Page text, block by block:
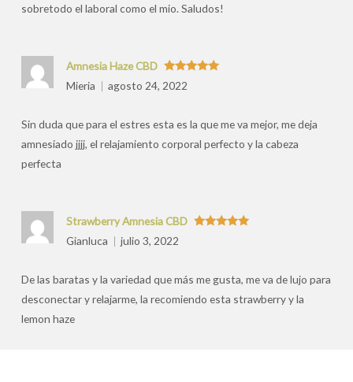
sobretodo el laboral como el mio. Saludos!
Valorado
con5
Amnesia Haze CBD
Mieria
agosto 24, 2022
Sin duda que para el estres esta es la que me va mejor, me deja
amnesiado jjjj, el relajamiento corporal perfecto y la cabeza
perfecta
Strawberry Amnesia CBD
Gianluca
julio 3, 2022
De las baratas y la variedad que más me gusta, me va de lujo para
desconectar y relajarme, la recomiendo esta strawberry y la
lemon haze